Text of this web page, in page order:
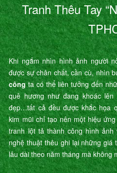
Tranh Thêu Tay
Khi ngắm nhìn hình ảnh người
được sự chân chất, cần cù, nhìn
côngta có thể liên tưởng đến
quê hương như đang khoác
đẹp…tất cả đều được khắc họa
kim mũi chỉ tạo nên một hiệu
tranh lột tả thành công hình
nghệ thuật thêu ghi lại những
lâu dài theo năm tháng mà không